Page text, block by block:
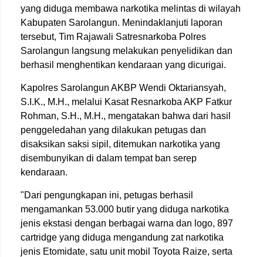
yang diduga membawa narkotika melintas di wilayah
Kabupaten Sarolangun. Menindaklanjuti laporan
tersebut, Tim Rajawali Satresnarkoba Polres
Sarolangun langsung melakukan penyelidikan dan
berhasil menghentikan kendaraan yang dicurigai.
Kapolres Sarolangun AKBP Wendi Oktariansyah,
S.I.K., M.H., melalui Kasat Resnarkoba AKP Fatkur
Rohman, S.H., M.H., mengatakan bahwa dari hasil
penggeledahan yang dilakukan petugas dan
disaksikan saksi sipil, ditemukan narkotika yang
disembunyikan di dalam tempat ban serep
kendaraan.
"Dari pengungkapan ini, petugas berhasil
mengamankan 53.000 butir yang diduga narkotika
jenis ekstasi dengan berbagai warna dan logo, 897
cartridge yang diduga mengandung zat narkotika
jenis Etomidate, satu unit mobil Toyota Raize, serta